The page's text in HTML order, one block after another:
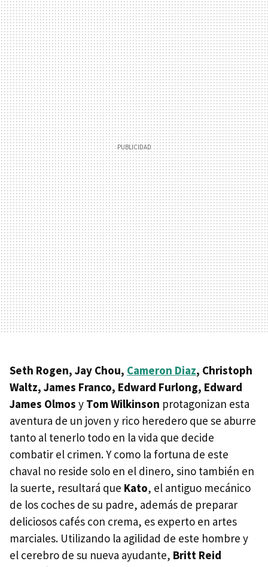
Seth Rogen, Jay Chou, Cameron Diaz, Christoph
Waltz, James Franco, Edward Furlong, Edward
James Olmos y Tom Wilkinson protagonizan esta
aventura de un joven y rico heredero que se aburre
tanto al tenerlo todo en la vida que decide
combatir el crimen. Y como la fortuna de este
chaval no reside solo en el dinero, sino también en
la suerte, resultará que Kato, el antiguo mecánico
de los coches de su padre, además de preparar
deliciosos cafés con crema, es experto en artes
marciales. Utilizando la agilidad de este hombre y
el cerebro de su nueva ayudante, Britt Reid